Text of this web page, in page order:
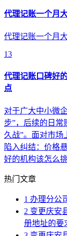
代理记账一个月
代理记账一个月
13
代理记账口碑好
点
对于广大中小微
步”，后续的日常
久战”。面对市场
陷入纠结：价格
好的机构该怎么挑
热门文章
1 办理分公
2 变更庆安
册地址的要